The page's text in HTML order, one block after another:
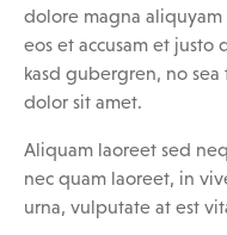
dolore magna
eos et accusam et justo
kasd gubergren, no sea
dolor sit amet.
Aliquam laoreet sed
nec quam laoreet, in
urna, vulputate at est